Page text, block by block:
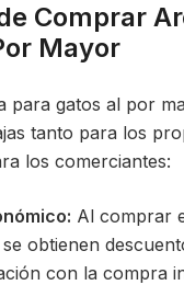
Comprar
Mayor
para gatos al por
tanto para los
los comerciantes:
Al comprar
obtienen
con la compra